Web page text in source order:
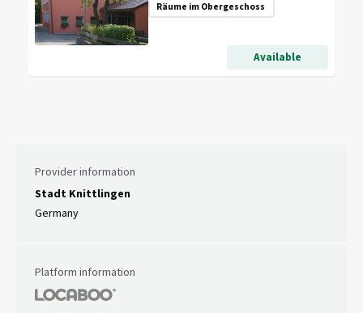
Räume im Obergeschoss
Available
Provider information
Stadt Knittlingen
Germany
Platform information